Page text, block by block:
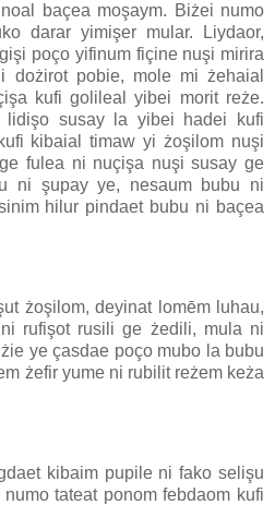
baçea moşaym. Biżei numo
darar yimişer mular. Liydaor,
poço yifinum fiçine nuşi mirira
dożirot pobie, mole mi żehaial
kufi golileal yibei morit reże.
lidişo susay la yibei hadei kufi
kibaial timaw yi żoşilom nuşi
fulea ni nuçişa nuşi susay ge
ni şupay ye, nesaum bubu ni
hilur pindaet bubu ni baçea
żoşilom, deyinat lomēm luhau,
rufişot rusili ge żedili, mula ni
ye çasdae poço mubo la bubu
żefir yume ni rubilit reżem keża
kibaim pupile ni fako selişu
tateat ponom febdaom kufi